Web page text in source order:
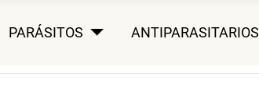
PARÁSITOS ANTIPARASITARIOS